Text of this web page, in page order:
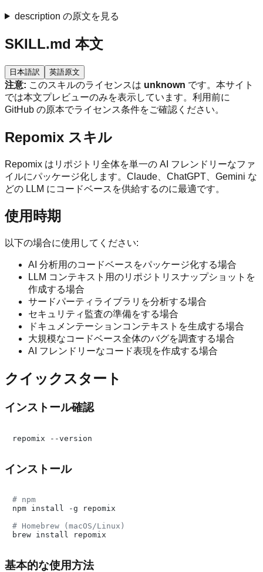
description の原文を見る
SKILL.md 本文
日本語訳 英語原文
注意: このスキルのライセンスは unknown です。本サイト
では本文プレビューのみを表示しています。利用前に
GitHub の原本でライセンス条件をご確認ください。
Repomix スキル
Repomix はリポジトリ全体を単一の AI フレンドリーなファ
イルにパッケージ化します。Claude、ChatGPT、Gemini な
どの LLM にコードベースを供給するのに最適です。
使用時期
以下の場合に使用してください:
AI 分析用のコードベースをパッケージ化する場合
LLM コンテキスト用のリポジトリスナップショットを
作成する場合
サードパーティライブラリを分析する場合
セキュリティ監査の準備をする場合
ドキュメンテーションコンテキストを生成する場合
大規模なコードベース全体のバグを調査する場合
AI フレンドリーなコード表現を作成する場合
クイックスタート
インストール確認
インストール
# npm
npm install -g repomix
# Homebrew (macOS/Linux)
基本的な使用方法